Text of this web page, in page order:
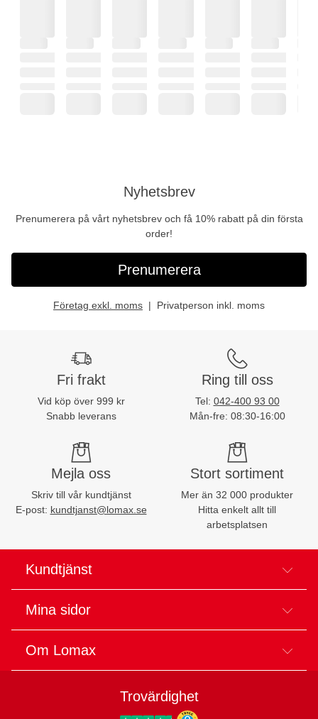
Nyhetsbrev
Prenumerera på vårt nyhetsbrev och få 10% rabatt på din första
order!
Prenumerera
Företag exkl. moms Privatperson inkl. moms
Fri frakt
Vid köp över 999 kr
Snabb leverans
Ring till oss
Tel: 042-400 93 00
Mån-fre: 08:30-16:00
Mejla oss
Skriv till vår kundtjänst
E-post: kundtjanst@lomax.se
Stort sortiment
Mer än 32 000 produkter
Hitta enkelt allt till
arbetsplatsen
Kundtjänst
Mina sidor
Om Lomax
Trovärdighet